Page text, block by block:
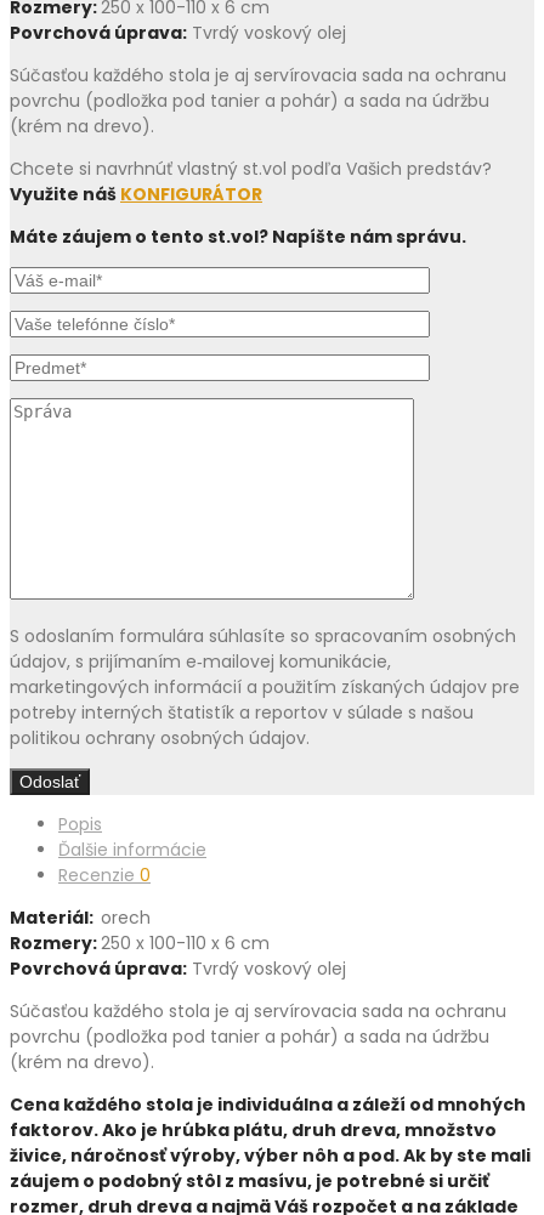
Rozmery:250 x 100-110 x 6 cm
Povrchová úprava: Tvrdý voskový olej
Súčasťou každého stola je aj servírovacia sada na ochranu
povrchu (podložka pod tanier a pohár) a sada na údržbu
(krém na drevo).
Chcete si navrhnúť vlastný st.vol podľa Vašich predstáv?
Využite náš KONFIGURÁTOR
Máte záujem o tento st.vol? Napíšte nám správu.
S odoslaním formulára súhlasíte so spracovaním osobných
údajov, s prijímaním e‑mailovej komunikácie,
marketingových informácií a použitím získaných údajov pre
potreby interných štatistík a reportov v súlade s našou
politikou ochrany osobných údajov.
Popis
Ďalšie informácie
Recenzie 0
Materiál: orech
Rozmery:250 x 100-110 x 6 cm
Povrchová úprava: Tvrdý voskový olej
Súčasťou každého stola je aj servírovacia sada na ochranu
povrchu (podložka pod tanier a pohár) a sada na údržbu
(krém na drevo).
Cena každého stola je individuálna a záleží od mnohých
faktorov. Ako je hrúbka plátu, druh dreva, množstvo
živice, náročnosť výroby, výber nôh a pod. Ak by ste mali
záujem o podobný stôl z masívu, je potrebné si určiť
rozmer, druh dreva a najmä Váš rozpočet a na základe